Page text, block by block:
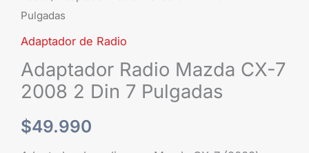
Pulgadas
Adaptador de Radio
Adaptador Radio Mazda CX-7
2008 2 Din 7 Pulgadas
$49.990